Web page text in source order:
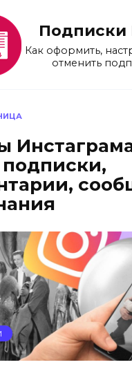
Подписки
Как оформить,
отменить
Инстаграма